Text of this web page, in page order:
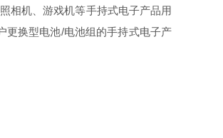
相机、游戏机等手持式电子产品用
更换型电池/电池组的手持式电子产